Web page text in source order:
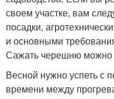
своем участке, вам
посадки,
и основными
Сажать черешню можно
Весной нужно успеть с
времени между